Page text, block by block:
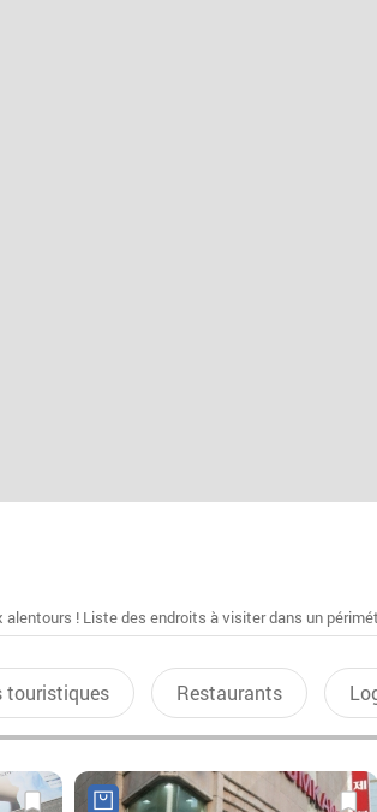
! Liste des endroits à visiter dans un
touristiques Restaurants